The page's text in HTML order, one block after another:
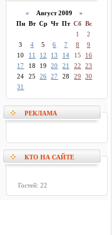
« Август 2009 »
Пн Вт Ср Чт Пт Сб Вс
1
2
3
4 5 6 7 8
9
10
11 12 13 14 15
16
17
18 19 20 21 22
23
24
25 26 27 28 29
30
31
РЕКЛАМА
КТО НА САЙТЕ
Гостей: 22